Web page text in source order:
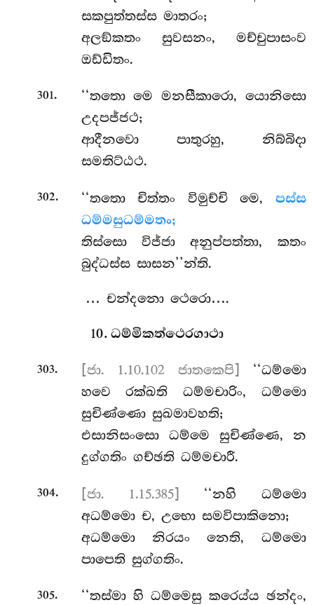
සකපුත්තස්ස මාතරං;
අලඞ්කතං සුවසනං, මච්චුපාසංව
ඔඩ්ඩිතං.
301.
‘‘තතො මෙ මනසීකාරො, යොනිසො
උදපජ්ජථ;
ආදීනවො පාතුරහු, නිබ්බිදා
සමතිට්ඨථ.
302. ‘‘තතො චිත්තං විමුච්චි මෙ, පස්ස
ධම්මසුධම්මතං;
තිස්සො විජ්ජා අනුප්පත්තා, කතං
බුද්ධස්ස සාසන’’න්ති.
… චන්දනො ථෙරො….
10. ධම්මිකත්ථෙරගාථා
303. [ජා. 1.10.102 ජාතකෙපි]
‘‘ධම්මො
හවෙ රක්ඛති ධම්මචාරිං, ධම්මො
සුචිණ්ණො සුඛමාවහති;
එසානිසංසො ධම්මෙ සුචිණ්ණෙ, න
දුග්ගතිං ගච්ඡති ධම්මචාරී.
304. [ජා. 1.15.385]
‘‘නහි ධම්මො
අධම්මො ච, උභො සමවිපාකිනො;
අධම්මොනිරයං නෙති, ධම්මො
පාපෙති සුග්ගතිං.
305.
‘‘තස්මා හි ධම්මෙසු කරෙය්ය ඡන්දං,